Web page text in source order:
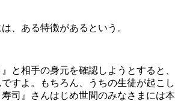
、ある特徴があるという。
と相手の身元を確認しようとすると、
すよ。もちろん、うちの生徒が起こし
司』さんはじめ世間のみなさまには本